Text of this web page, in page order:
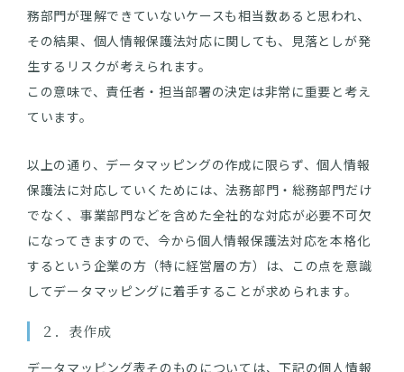
務部門が理解できていないケースも相当数あると思われ、
その結果、個人情報保護法対応に関しても、見落としが発
生するリスクが考えられます。
この意味で、責任者・担当部署の決定は非常に重要と考え
ています。
以上の通り、データマッピングの作成に限らず、個人情報
保護法に対応していくためには、法務部門・総務部門だけ
でなく、事業部門などを含めた全社的な対応が必要不可欠
になってきますので、今から個人情報保護法対応を本格化
するという企業の方（特に経営層の方）は、この点を意識
してデータマッピングに着手することが求められます。
２．表作成
データマッピング表そのものについては、下記の個人情報